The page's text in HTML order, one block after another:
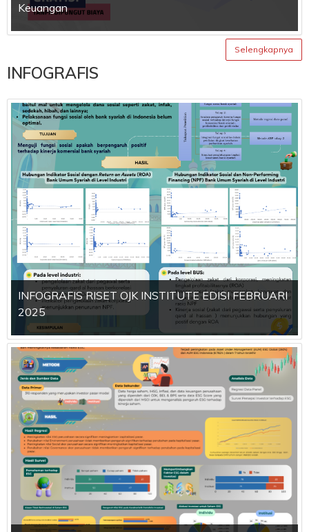
Keuangan
Selengkapnya
INFOGRAFIS
INFOGRAFIS RISET OJK INSTITUTE EDISI FEBRUARI
2025